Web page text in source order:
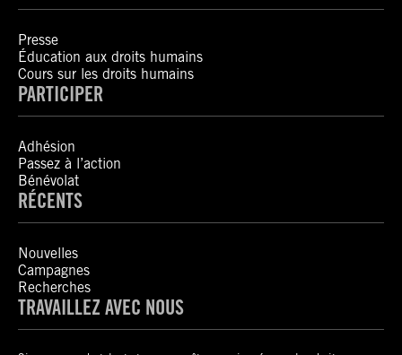
Presse
Éducation aux droits humains
Cours sur les droits humains
PARTICIPER
Adhésion
Passez à l’action
Bénévolat
RÉCENTS
Nouvelles
Campagnes
Recherches
TRAVAILLEZ AVEC NOUS